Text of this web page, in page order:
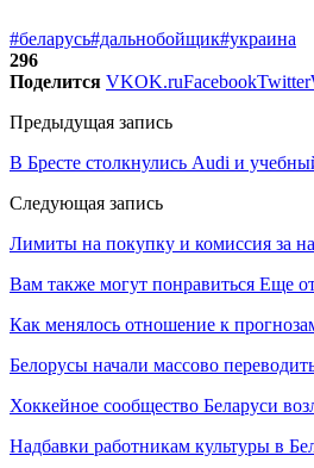
#беларусь#дальнобойщик#украина
296
Поделится VKOK.ruFacebookTwitter
Предыдущая запись
В Бресте столкнулись Audi и
Следующая запись
Лимиты на покупку и комиссия за
Вам также могут понравиться Еще
Как менялось отношение к
Белорусы начали массово
Хоккейное сообщество Беларуси
Надбавки работникам культуры в